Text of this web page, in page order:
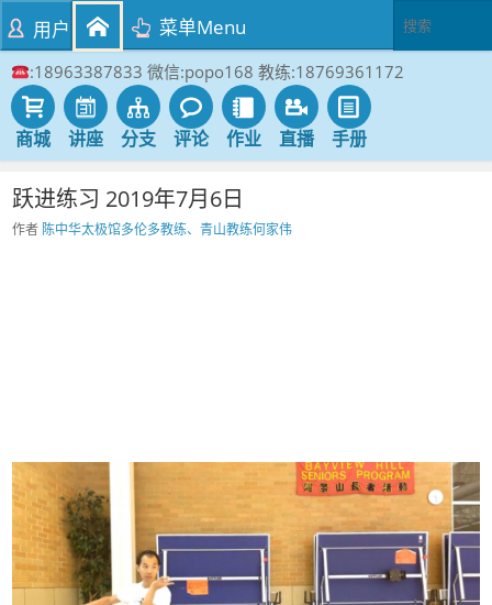
:18963387833 微信:popo168 教练:18769361172
商城 讲座 分支 评论 作业 直播 手册
用户 菜单Menu
跃进练习 2019年7月6日
作者 陈中华太极馆多伦多教练、青山教练何家伟